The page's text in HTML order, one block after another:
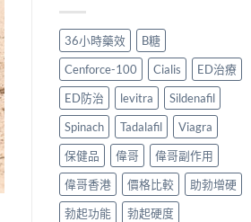
36小時藥效
B糖
Cenforce-100
Cialis
ED治療
ED防治
levitra
Sildenafil
Spinach
Tadalafil
Viagra
保健品
偉哥
偉哥副作用
偉哥香港
價格比較
助勃增硬
勃起功能
勃起硬度